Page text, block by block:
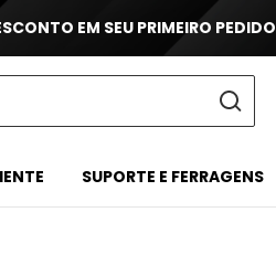
EM SEU PRIMEIRO PEDIDO
SUPORTE E FERRAGENS